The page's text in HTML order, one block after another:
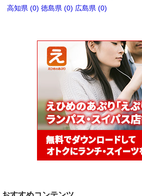
高知県 (0) 徳島県 (0) 広島県 (0)